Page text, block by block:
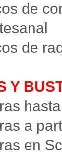
de
de
Y
a
en